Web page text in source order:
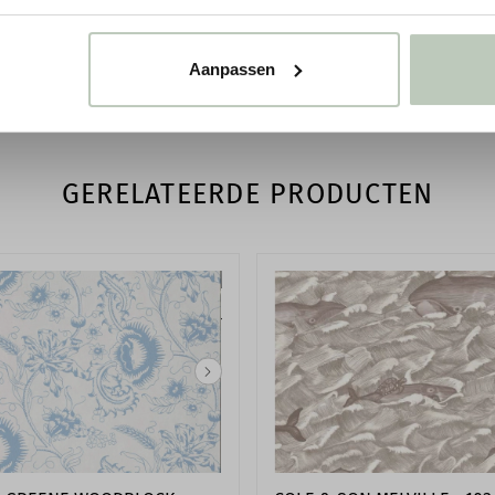
Aanpassen
Reinigen
EAN code
GERELATEERDE PRODUCTEN